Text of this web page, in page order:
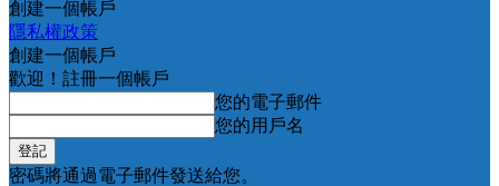
創建一個帳戶
隱私權政策
創建一個帳戶
歡迎！註冊一個帳戶
您的電子郵件
您的用戶名
密碼將通過電子郵件發送給您。